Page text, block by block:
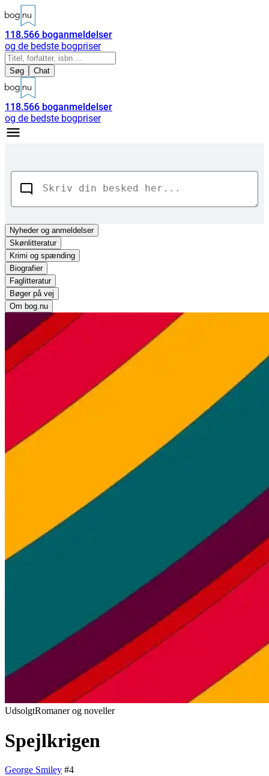
118.566 boganmeldelser
og de bedste bogpriser
Søg Chat
118.566 boganmeldelser
og de bedste bogpriser
Nyhederog anmeldelser
Skønlitteratur
Krimi og spænding
Biografier
Faglitteratur
Bøger på vej
Om bog.nu
UdsolgtRomaner og noveller
Spejlkrigen
George Smiley #4